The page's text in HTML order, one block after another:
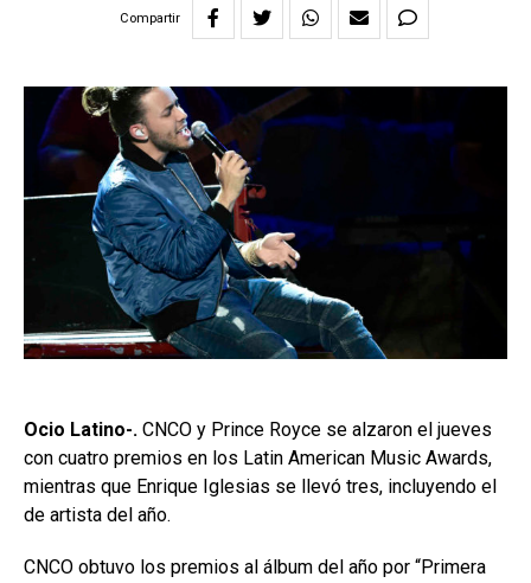
Compartir
Ocio Latino-. CNCO y Prince Royce se alzaron el jueves
con cuatro premios en los Latin American Music Awards,
mientras que Enrique Iglesias se llevó tres, incluyendo el
de artista del año.
CNCO obtuvo los premios al álbum del año por “Primera